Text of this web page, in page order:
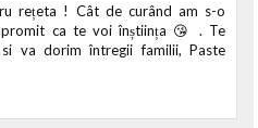
rețeta ! Cât de curând am s-o
ca te voi înștiința 😘 . Te
va dorim întregii familii, Paste